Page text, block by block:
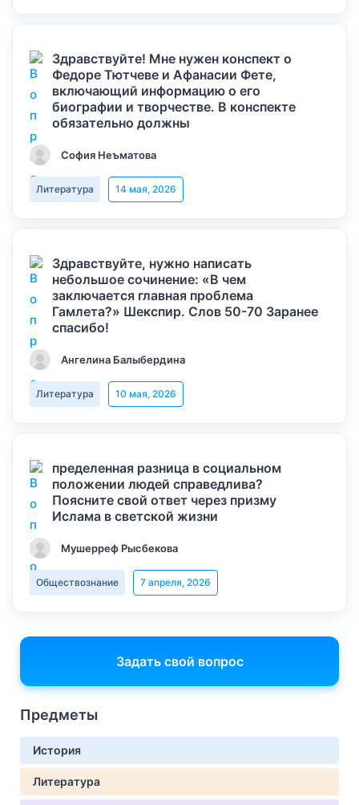
Здравствуйте! Мне нужен конспект о
Федоре Тютчеве и Афанасии Фете,
включающий информацию о его
биографии и творчестве. В конспекте
обязательно должны
София Неъматова
Литература 14 мая, 2026
Здравствуйте, нужно написать
небольшое сочинение: «В чем
заключается главная проблема
Гамлета?» Шекспир. Слов 50-70 Заранее
спасибо!
Ангелина Балыбердина
Литература 10 мая, 2026
пределенная разница в социальном
положении людей справедлива?
Поясните свой ответ через призму
Ислама в светской жизни
Мушерреф Рысбекова
Обществознание 7 апреля, 2026
Задать свой вопрос
Предметы
История
Литература